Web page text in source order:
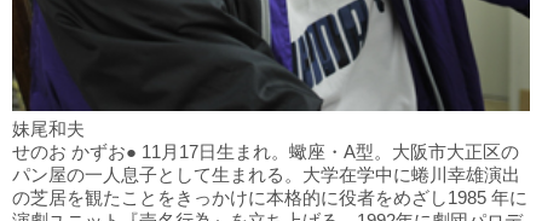
妹尾和夫
せのお かずお● 11月17日生まれ。蠍座・A型。大阪市大正区の
パン屋の一人息子として生まれる。大学在学中に蜷川幸雄演出
の芝居を観たことをきっかけに本格的に役者をめざし1985 年に